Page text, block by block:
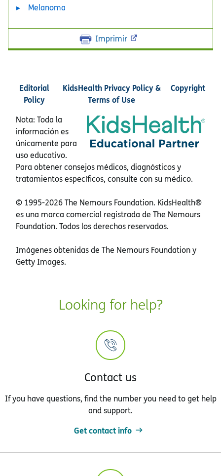
Melanoma
Imprimir
Editorial
Policy
KidsHealth Privacy Policy &
Terms of Use
Copyright
Nota: Toda la
información es
únicamente para
uso educativo.
Para obtener consejos médicos, diagnósticos y
tratamientos específicos, consulte con su médico.
© 1995-2026 The Nemours Foundation. KidsHealth®
es una marca comercial registrada de The Nemours
Foundation. Todos los derechos reservados.
Imágenes obtenidas de The Nemours Foundation y
Getty Images.
Looking for help?
Contact us
If you have questions, find the number you need to get help
and support.
Get contact info